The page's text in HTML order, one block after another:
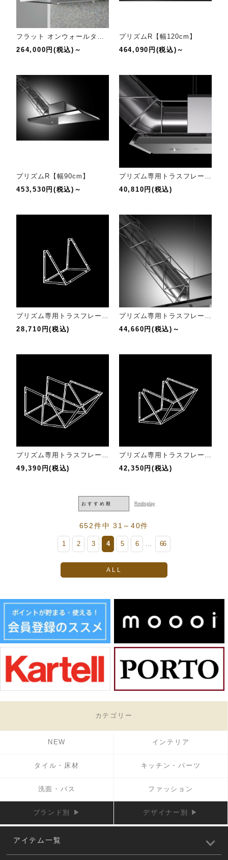
フラット オンウォールタイプ【幅90cm】
264,000円(税込)～
プリズムR【幅120cm】
464,090円(税込)～
プリズムR【幅90cm】
453,530円(税込)～
40,810円(税込)
28,710円(税込)
44,660円(税込)～
プリズム専用トラスフレーム 90°エルボ スペーサー付 クローム
49,390円(税込)
プリズム専用トラスフレーム 90°エルボ クローム
42,350円(税込)
652件中 31～40件
1 2 3 4 5 6 ... 66
ALL
カテゴリー
NEW インテリア
タイル・床材 キッチン・パーツ
洗面・バス ファッション
ブランド別 ▶ デザイナー別 ▶
アイテム一覧